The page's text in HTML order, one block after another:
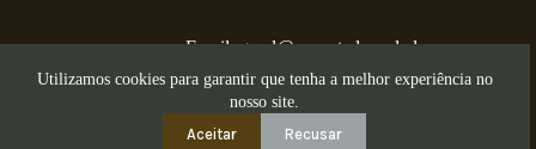
Utilizamos cookies para garantir que tenha a melhor experiência no
nosso site.
Aceitar
Recusar
Email:geral@encostadosvalados.com
+351 914 729 624
Copyright © 2026 – Serra dos Valados